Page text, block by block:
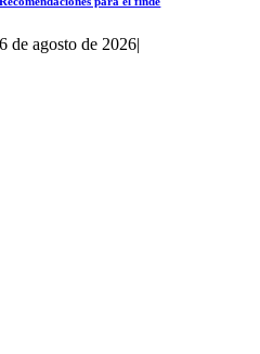
6 de agosto de 2026|